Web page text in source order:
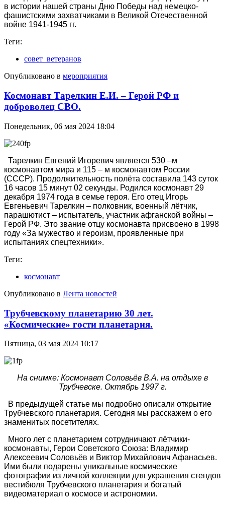
в истории нашей страны Дню Победы над немецко-
фашистскими захватчиками в Великой Отечественной
войне 1941-1945 гг.
Теги:
совет_ветеранов
Опубликовано в мероприятия
Космонавт Тарелкин Е.И. – Герой РФ и
доброволец СВО.
Понедельник, 06 мая 2024 18:04
Тарелкин Евгений Игоревич является 530 –м
космонавтом мира и 115 – м космонавтом России
(СССР). Продолжительность полёта составила 143 суток
16 часов 15 минут 02 секунды. Родился космонавт 29
декабря 1974 года в семье героя. Его отец Игорь
Евгеньевич Тарелкин – полковник, военный лётчик,
парашютист – испытатель, участник афганской войны –
Герой РФ. Это звание отцу космонавта присвоено в 1998
году «За мужество и героизм, проявленные при
испытаниях спецтехники».
Теги:
космонавт
Опубликовано в Лента новостей
Трубчевскому планетарию 30 лет.
«Космические» гости планетария.
Пятница, 03 мая 2024 10:17
На снимке: Космонавт Соловьёв В.А. на отдыхе в
Трубчевске. Октябрь 1997 г.
В предыдущей статье мы подробно описали открытие
Трубчевского планетария. Сегодня мы расскажем о его
знаменитых посетителях.
Много лет с планетарием сотрудничают лётчики-
космонавты, Герои Советского Союза: Владимир
Алексеевич Соловьёв и Виктор Михайлович Афанасьев.
Ими были подарены уникальные космические
фотографии из личной коллекции для украшения стендов
вестибюля Трубчевского планетария и богатый
видеоматериал о космосе и астрономии.